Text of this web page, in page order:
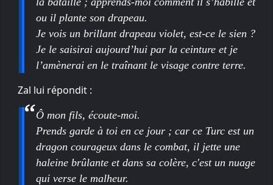
ou il plante son drapeau.
Je vois un brillant drapeau violet, est-ce le sien ?
Je le saisirai aujourd’hui par la ceinture et je
l’amènerai en le traînant le visage contre terre.
Zal lui répondit :
Ô mon fils, écoute-moi.
Prends garde à toi en ce jour ; car ce Turc est un
dragon courageux dans le combat, il jette une
haleine brûlante et dans sa colère, c'est un nuage
qui verse le malheur.